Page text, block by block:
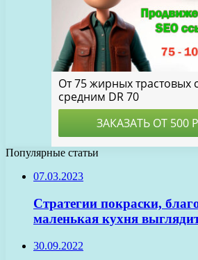
Популярные статьи
07.03.2023
Стратегии покраски,
маленькая кухня
30.09.2022